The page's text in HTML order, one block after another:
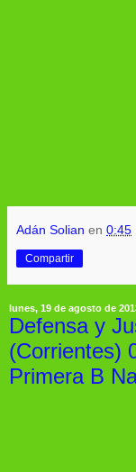
Adán Solian en 0:45
Compartir
lunes, 19 de agosto de
Defensa y
(Corrientes)
Primera B